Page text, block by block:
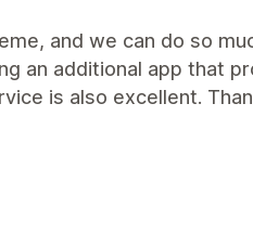
and we can do so
an additional app that
is also excellent.